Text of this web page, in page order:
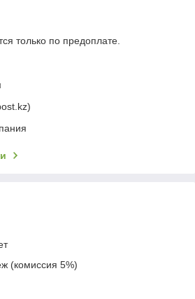
только по предоплате.
(комиссия 5%)